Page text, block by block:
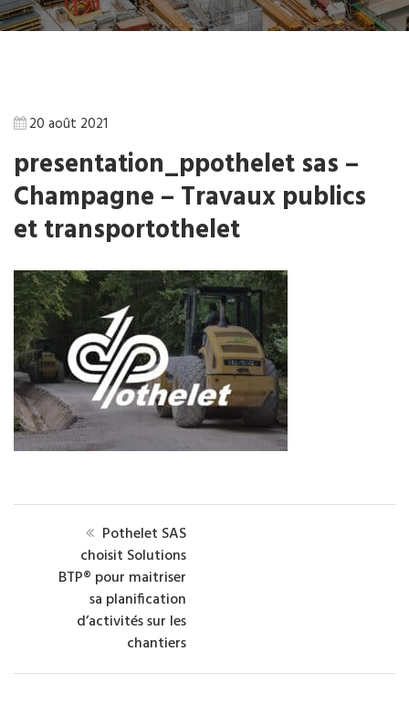
20 août 2021
presentation_ppothelet sas –
Champagne – Travaux publics
et transportothelet
Pothelet SAS
choisit Solutions
BTP® pour maitriser
sa planification
d’activités sur les
chantiers